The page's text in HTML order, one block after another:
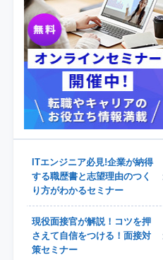
ITエンジニア必見!企業が納得
する職歴書と志望理由のつく
り方がわかるセミナー
現役面接官が解説！コツを押
さえて自信をつける！面接対
策セミナー